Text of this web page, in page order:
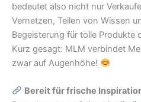
bedeutet also nicht nur
Vernetzen, Teilen von Wissen
Begeisterung für tolle Produkte
Kurz gesagt: MLM verbindet
zwar auf Augenhöhe!
Bereit für frische